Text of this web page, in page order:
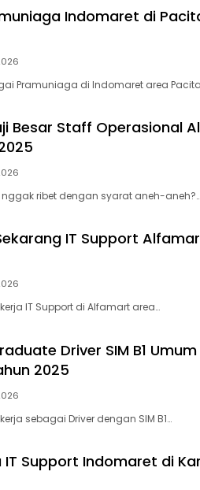
Indomaret di
Pramuniaga di Indomaret area
Besar Staff Operasional
ribet dengan syarat aneh-aneh?…
IT Support
IT Support di Alfamart area…
Driver SIM B1
2025
sebagai Driver dengan SIM B1…
IT Support Indomaret di